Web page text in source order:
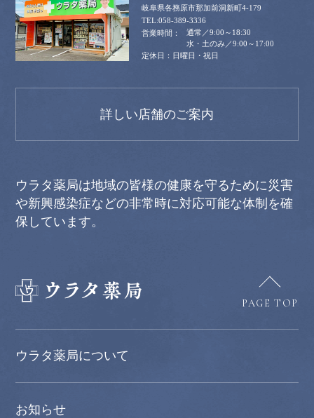
岐阜県各務原市那加前洞新町4-179
058-389-3336
通常／9:00～18:30
水・土のみ／9:00～17:00
日曜日・祝日
詳しい店舗のご案内
ウラタ薬局は地域の皆様の健康を守るために災害
や新興感染症などの非常時に対応可能な体制を確
保しています。
PAGE TOP
ウラタ薬局について
お知らせ